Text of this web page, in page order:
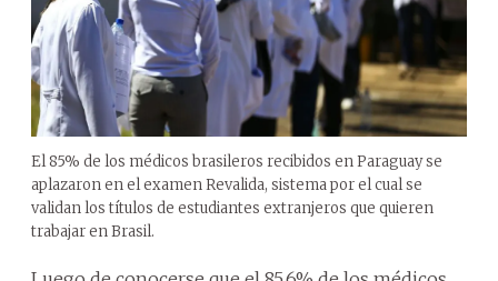
El 85% de los médicos brasileros recibidos en Paraguay se
aplazaron en el examen Revalida, sistema por el cual se
validan los títulos de estudiantes extranjeros que quieren
trabajar en Brasil.